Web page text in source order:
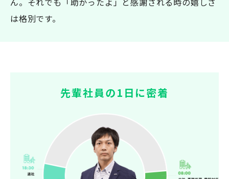
は格別です。
先輩社員の1日に密着